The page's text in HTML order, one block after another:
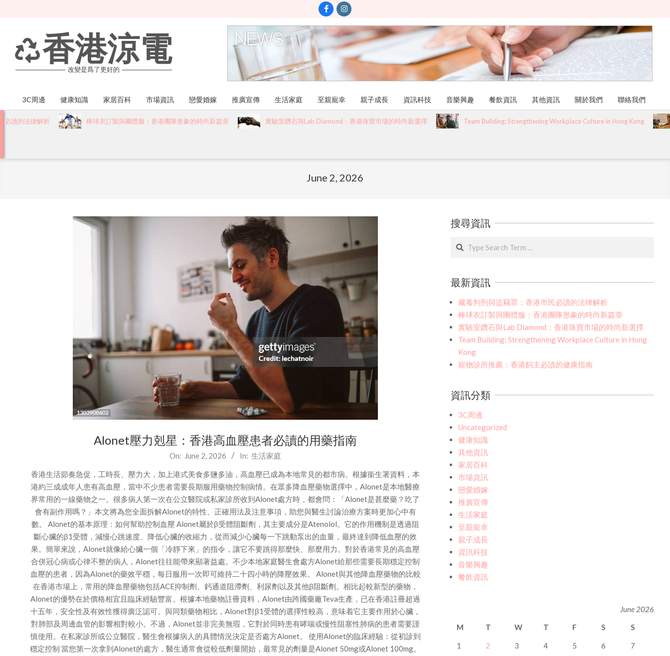
香港涼電
改變是爲了更好的
Primary
Navigation
3C周邊 健康知識 家居百科 市場資訊 戀愛婚嫁 推廣宣傳 生活家庭 至親寵幸 親子成長 資訊科技 音樂興趣 餐飲資訊 其他資訊 關於我們 聯絡我們
法律解析 棒球衣訂製與團體服：香港團隊形象的時尚新篇章 實驗室鑽石與Lab Diamond：香港珠寶市場的時尚新選擇 Team Building: Strengthening Workplace Culture in Hong Kong 寵
June 2, 2026
Alonet壓力剋星：香港高血壓患者必讀的用藥指南
02
On: June 2, 2026 In: 生活家庭
香港生活節奏急促，工時長、壓力大，加上港式美食多鹽多油，高血壓已成為本地常見的都市病。根據衞生署資料，本
港約三成成年人患有高血壓，當中不少患者需要長期服用藥物控制病情。在眾多降血壓藥物選擇中，Alonet是本地醫療
界常用的一線藥物之一。很多病人第一次在公立醫院或私家診所收到Alonet處方時，都會問：「Alonet是甚麼藥？吃了
會有副作用嗎？」本文將為您全面拆解Alonet的特性、正確用法及注意事項，助您與醫生討論治療方案時更加心中有
數。 Alonet的基本原理：如何幫助控制血壓 Alonet屬於β受體阻斷劑，其主要成分是Atenolol。它的作用機制是透過阻
斷心臟的β1受體，減慢心跳速度、降低心臟的收縮力，從而減少心臟每一下跳動泵出的血量，最終達到降低血壓的效
果。簡單來說，Alonet就像給心臟一個「冷靜下來」的指令，讓它不要跳得那麼快、那麼用力。對於香港常見的高血壓
合併冠心病或心律不整的病人，Alonet往往能帶來顯著益處。不少本地家庭醫生會處方Alonet給那些需要長期穩定控制
血壓的患者，因為Alonet的藥效平穩，每日服用一次即可維持二十四小時的降壓效果。 Alonet與其他降血壓藥物的比較
在香港市場上，常用的降血壓藥物包括ACE抑制劑、鈣通道阻滯劑、利尿劑以及其他β阻斷劑。相比起較新型的藥物，
Alonet的優勢在於價格相宜且臨床經驗豐富。根據本地藥物註冊資料，Alonet由跨國藥廠Teva生產，已在香港註冊超過
十五年，安全性及有效性獲得廣泛認可。與同類藥物相比，Alonet對β1受體的選擇性較高，意味着它主要作用於心臟，
對肺部及周邊血管的影響相對較小。不過，Alonet並非完美無瑕，它對於同時患有哮喘或慢性阻塞性肺病的患者需要謹
慎使用。在私家診所或公立醫院，醫生會根據病人的具體情況決定是否處方Alonet。 使用Alonet的臨床經驗：從初診到
穩定控制 當您第一次拿到Alonet的處方，醫生通常會從較低劑量開始，最常見的劑量是Alonet 50mg或Alonet 100mg。
搜尋資訊
Search
最新資訊
藏毒判刑與盜竊罪：香港市民必讀的法律解析
棒球衣訂製與團體服：香港團隊形象的時尚新篇章
實驗室鑽石與Lab Diamond：香港珠寶市場的時尚新選擇
Team Building: Strengthening Workplace Culture in Hong
Kong
寵物診所推薦：香港飼主必讀的健康指南
資訊分類
3C周邊
Uncategorized
健康知識
其他資訊
家居百科
市場資訊
戀愛婚嫁
推廣宣傳
生活家庭
至親寵幸
親子成長
資訊科技
音樂興趣
餐飲資訊
June 2026
M
T W T F S S
1 2 3 4 5 6 7